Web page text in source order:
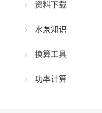
资料下载
水泵知识
换算工具
功率计算